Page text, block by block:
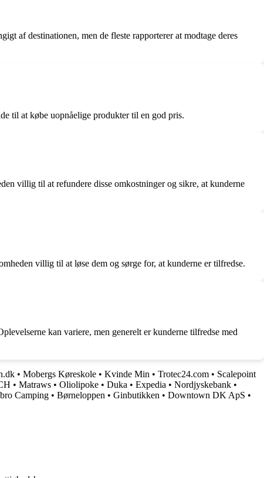
af destinationen, men de fleste rapporterer at modtage deres
til at købe uopnåelige produkter til en god pris.
villig til at refundere disse omkostninger og sikre, at kunderne
villig til at løse dem og sørge for, at kunderne er tilfredse.
kan variere, men generelt er kunderne tilfredse med
• Mobergs Køreskole • Kvinde Min • Trotec24.com • Scalepoint
• Matraws • Oliolipoke • Duka • Expedia • Nordjyskebank •
Camping • Børneloppen • Ginbutikken • Downtown DK ApS •